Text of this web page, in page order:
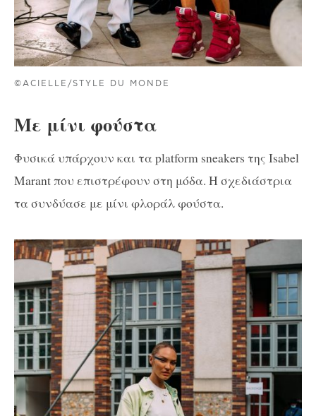
©ACIELLE/STYLE DU MONDE
Με μίνι φούστα
Φυσικά υπάρχουν και τα platform sneakers της Isabel
Marant που επιστρέφουν στη μόδα. Η σχεδιάστρια
τα συνδύασε με μίνι φλοράλ φούστα.